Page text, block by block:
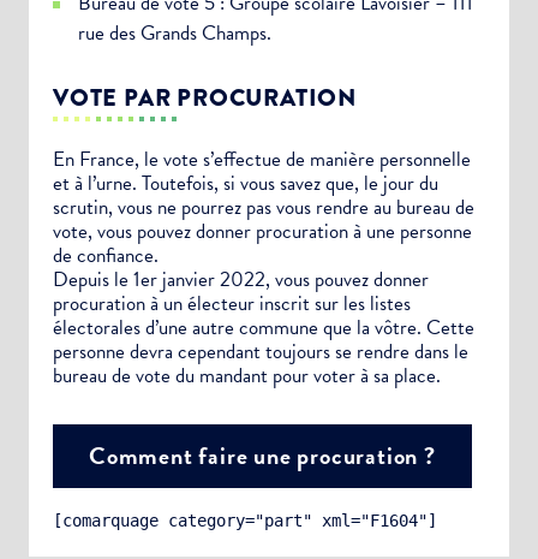
rue des Grands Champs.
VOTE PAR PROCURATION
En France, le vote s’effectue de manière personnelle
et à l’urne. Toutefois, si vous savez que, le jour du
scrutin, vous ne pourrez pas vous rendre au bureau de
vote, vous pouvez donner procuration à une personne
de confiance.
Depuis le 1er janvier 2022, vous pouvez donner
procuration à un électeur inscrit sur les listes
électorales d’une autre commune que la vôtre. Cette
personne devra cependant toujours se rendre dans le
bureau de vote du mandant pour voter à sa place.
Comment faire une procuration ?
[comarquage category="part" xml="F1604"]